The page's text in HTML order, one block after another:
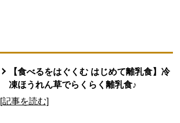
【食べるをはぐくむ はじめて離乳食】冷
凍ほうれん草でらくらく離乳食♪
[記事を読む]